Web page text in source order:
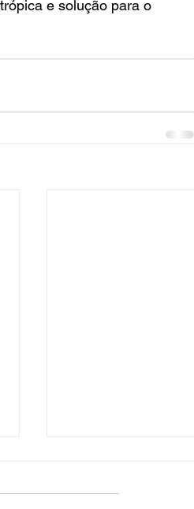
e solução para o